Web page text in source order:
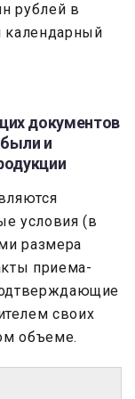
рублей в
календарный
документов
и
условия (в
размера
приема-
своих
объеме.